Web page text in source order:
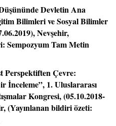
Devletin Ana
Bilimleri ve Sosyal Bilimler
Nevşehir,
Sempozyum Tam Metin
Perspektiften Çevre:
İnceleme”, 1. Uluslararası
Kongresi, (05.10.2018-
(Yayınlanan bildiri özeti: